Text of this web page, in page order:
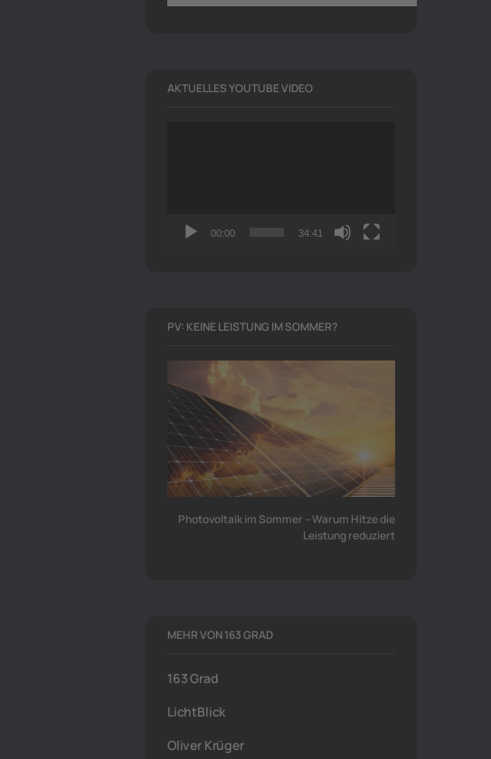
AKTUELLES YOUTUBE VIDEO
00:00 34:41
PV: KEINE LEISTUNG IM SOMMER?
Photovoltaik im Sommer – Warum Hitze die
Leistung reduziert
MEHR VON 163 GRAD
163 Grad
LichtBlick
Oliver Krüger